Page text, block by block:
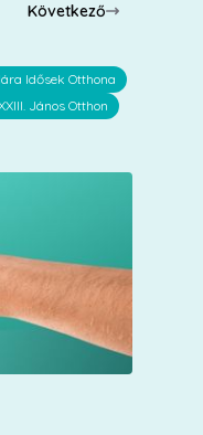
Következő
Idősek Otthona
János Otthon